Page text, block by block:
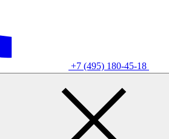
+7 (495) 180-45-18